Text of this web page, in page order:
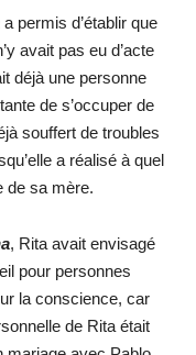
a permis d’établir que
avait pas eu d’acte
déjà une personne
de s’occuper de
souffert de troubles
a réalisé à quel
de sa mère.
, Rita avait envisagé
pour personnes
la conscience, car
de Rita était